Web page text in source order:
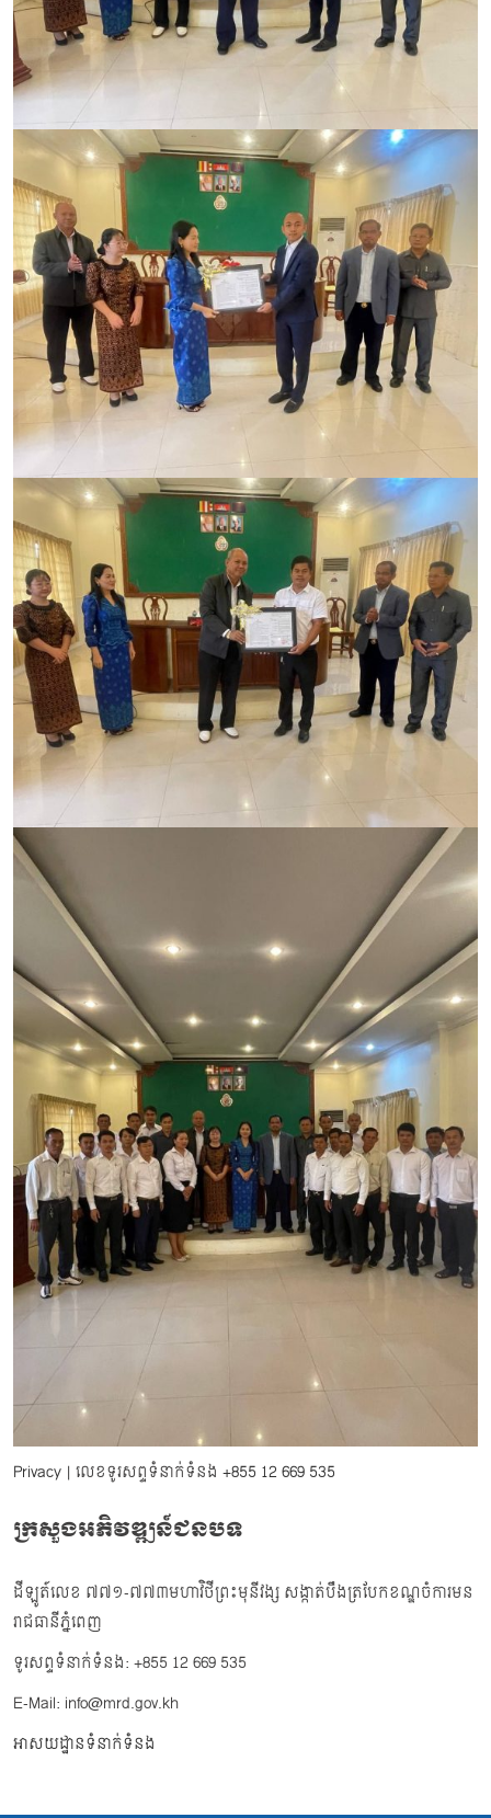
Privacy | លេខទូរសព្ទទំនាក់ទំនង +855 12 669 535
ក្រសួងអភិវឌ្ឍន៍ជនបទ
ដីឡូត៍លេខ ៧៧១-៧៧៣មហាវិថីព្រះមុនីវង្ស សង្កាត់បឹងត្របែកខណ្ឌចំការមន
រាជធានីភ្នំពេញ
ទូរសព្ទទំនាក់ទំនង: +855 12 669 535
E-Mail: info@mrd.gov.kh
អាសយដ្ឋានទំនាក់ទំនង